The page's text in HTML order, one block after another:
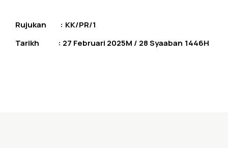
Rujukan : KK/PR/1
Tarikh : 27 Februari 2025M / 28 Syaaban 1446H